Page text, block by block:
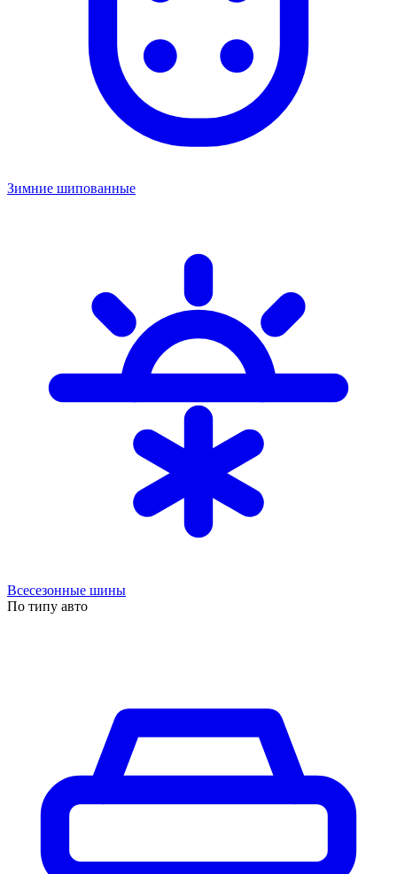
Зимние шипованные
Всесезонные шины
По типу авто